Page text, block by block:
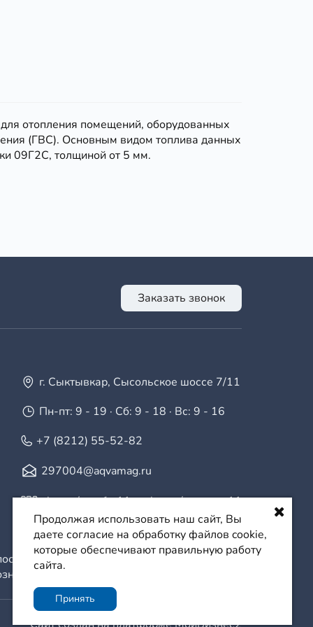
отопления помещений, оборудованных
(ГВС). Основным видом топлива данных
09Г2С, толщиной от 5 мм.
Заказать звонок
г. Сыктывкар, Сысольское шоссе 7/11
Пн-пт: 9 - 19 · Сб: 9 - 18 · Вс: 9 - 16
+7 (8212) 55-52-82
297004@aqvamag.ru
vk.com/aquafor11·vk.com/aquamag11
обработкой заказов
продажи.
Продолжая использовать наш сайт, Вы
даете согласие на обработку файлов cookie,
которые обеспечивают правильную работу
сайта.
Принять